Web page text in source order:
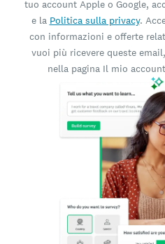
tuo account Apple o Google,
e la Politica sulla privacy.
con informazioni e offerte
vuoi più ricevere queste
nella pagina Il mio